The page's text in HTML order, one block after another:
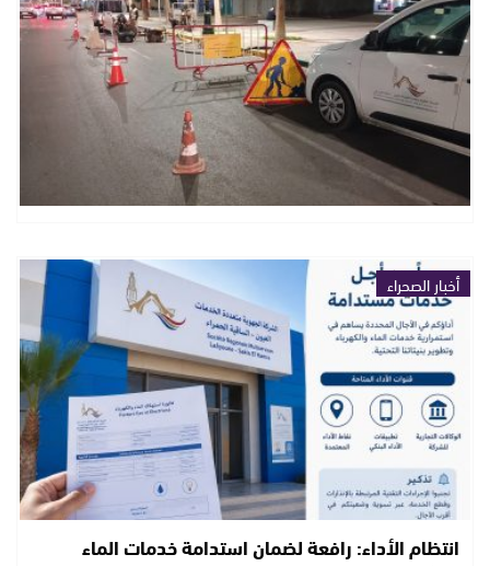
أخبار الصحراء
انتظام الأداء: رافعة لضمان استدامة خدمات الماء